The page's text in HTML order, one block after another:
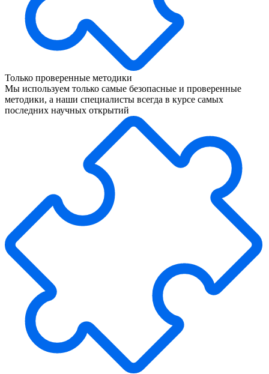
Только проверенные методики
Мы используем только самые безопасные и проверенные
методики, а наши специалисты всегда в курсе самых
последних научных открытий